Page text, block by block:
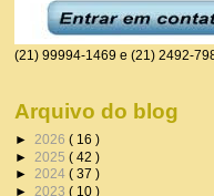
(21) 99994-1469 e (21) 2492-
Arquivo do blog
► 2026 ( 16 )
► 2025 ( 42 )
► 2024 ( 37 )
► 2023 ( 10 )